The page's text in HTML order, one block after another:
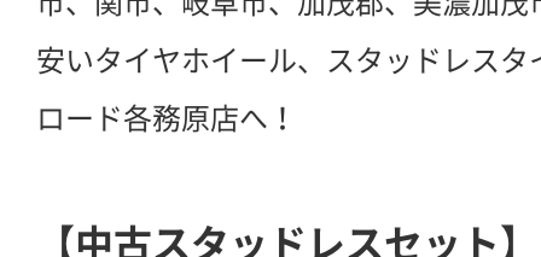
安いタイヤホイール、スタッドレス
ロード各務原店へ！
【中古スタッドレスセッ